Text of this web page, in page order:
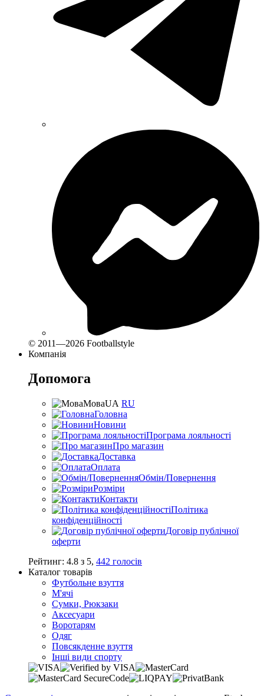
© 2011—2026 Footballstyle
Компанія
Допомога
МоваUA RU
Головна
Новини
Програма лояльності
Про магазин
Доставка
Оплата
Обмін/Повернення
Розміри
Контакти
Політика
конфіденційності
Договір публічної
оферти
Рейтинг: 4.8 з 5, 442 голосів
Каталог товарів
Футбольне взуття
М'ячі
Сумки, Рюкзаки
Аксесуари
Воротарям
Одяг
Повсякденне взуття
Інші види спорту